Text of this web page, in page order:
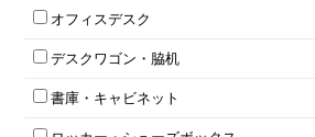
肘付きチェア
肘無しチェア
役員チェア
オフィスチェアその他
オフィスデスク
片袖机
フリーアドレスデスク（ベンチデスク）
昇降デスク
両袖机
デスクワゴン・脇机
インワゴン2段
インワゴン3段
脇机
書庫・キャビネット
ハイキャビネット